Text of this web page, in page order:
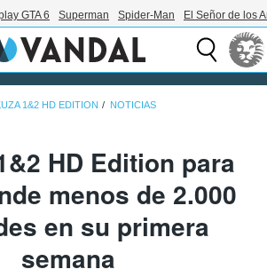
GTA 6 Superman Spider-Man El Señor de los
1&2 HD EDITION NOTICIAS
HD Edition para
menos de 2.000
en su primera
semana